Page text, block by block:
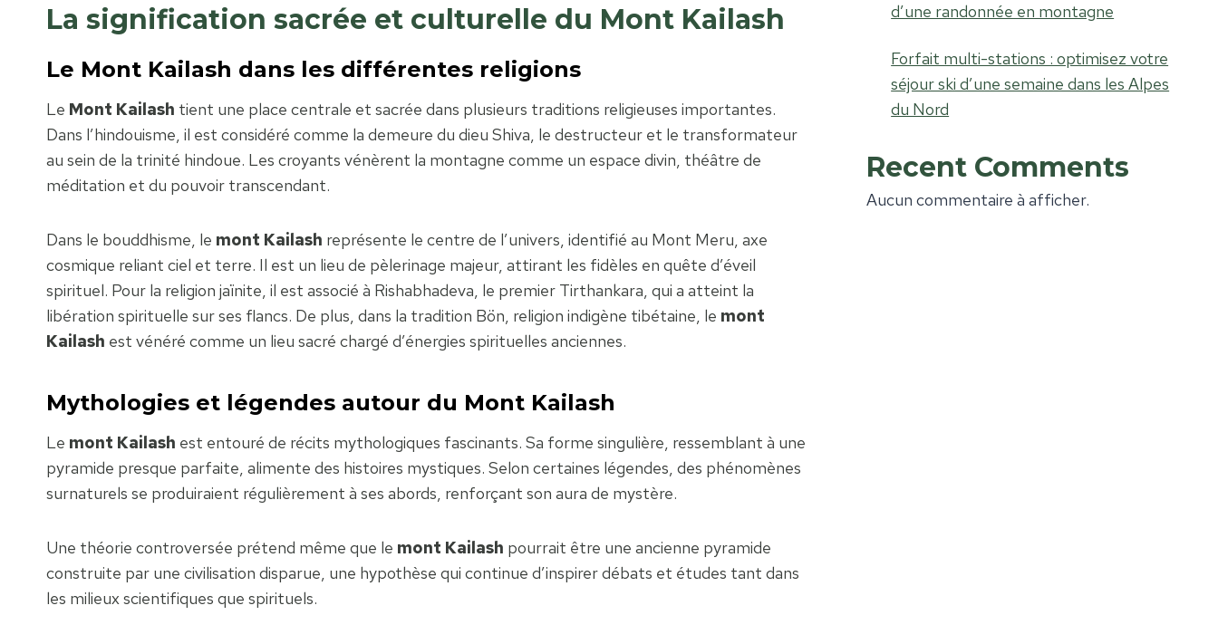
La signification sacrée et culturelle du Mont Kailash
Le Mont Kailash dans les différentes religions
Le Mont Kailash tient une place centrale et sacrée dans plusieurs traditions religieuses importantes.
Dans l’hindouisme, il est considéré comme la demeure du dieu Shiva, le destructeur et le transformateur
au sein de la trinité hindoue. Les croyants vénèrent la montagne comme un espace divin, théâtre de
méditation et du pouvoir transcendant.
Dans le bouddhisme, le mont Kailash représente le centre de l’univers, identifié au Mont Meru, axe
cosmique reliant ciel et terre. Il est un lieu de pèlerinage majeur, attirant les fidèles en quête d’éveil
spirituel. Pour la religion jaïnite, il est associé à Rishabhadeva, le premier Tirthankara, qui a atteint la
libération spirituelle sur ses flancs. De plus, dans la tradition Bön, religion indigène tibétaine, le mont
Kailash est vénéré comme un lieu sacré chargé d’énergies spirituelles anciennes.
Mythologies et légendes autour du Mont Kailash
Le mont Kailash est entouré de récits mythologiques fascinants. Sa forme singulière, ressemblant à une
pyramide presque parfaite, alimente des histoires mystiques. Selon certaines légendes, des phénomènes
surnaturels se produiraient régulièrement à ses abords, renforçant son aura de mystère.
Une théorie controversée prétend même que le mont Kailash pourrait être une ancienne pyramide
construite par une civilisation disparue, une hypothèse qui continue d’inspirer débats et études tant dans
les milieux scientifiques que spirituels.
d’une randonnée en montagne
Forfait multi-stations : optimisez votre
séjour ski d’une semaine dans les Alpes
du Nord
Recent Comments
Aucun commentaire à afficher.